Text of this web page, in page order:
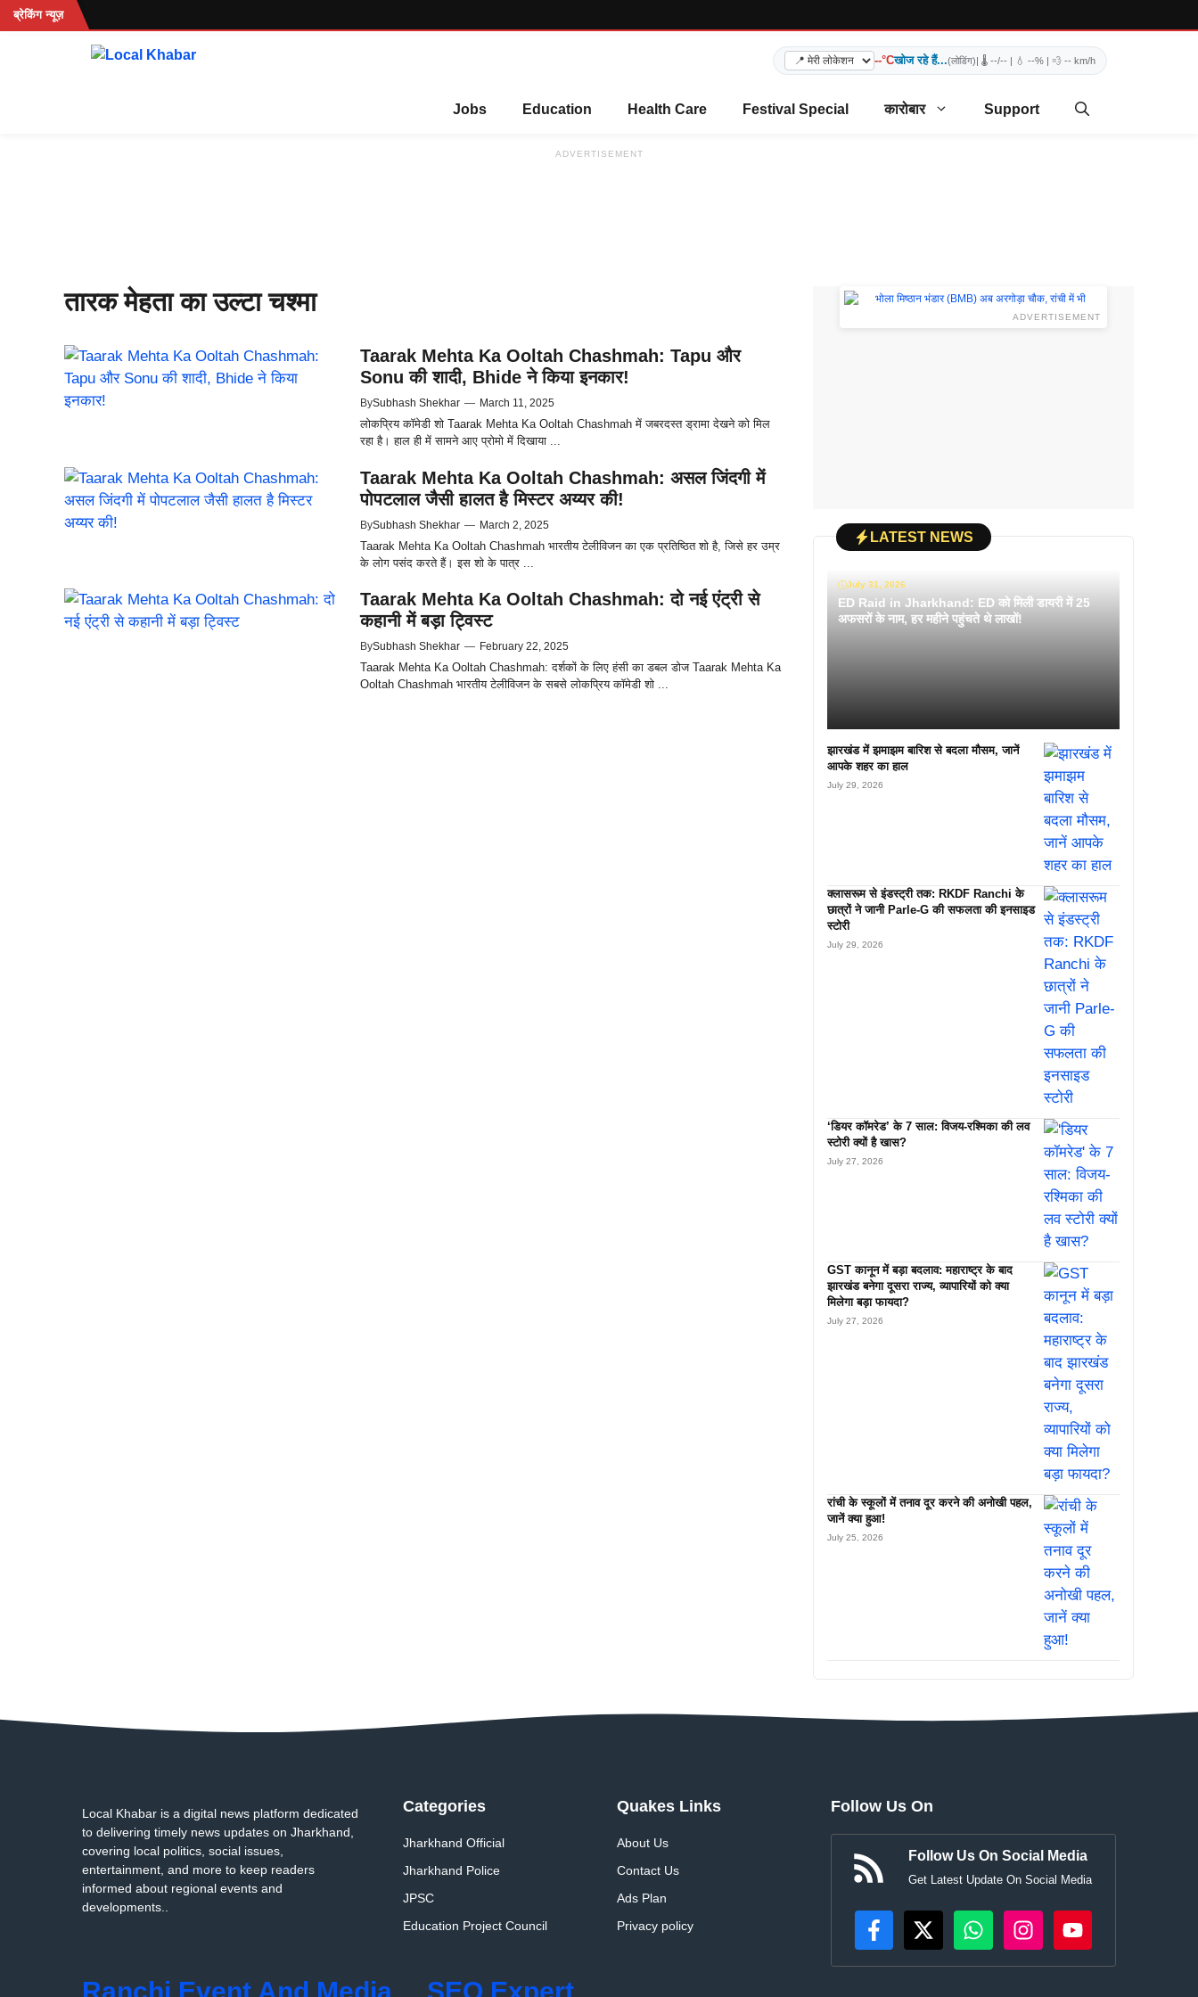
Skip
to
ब्रेकिंग न्यूज़
रहें...
--°Cखोज रहे हैं...(लोडिंग)| 🌡️ --/-- | 💧 --% | 💨 -- km/h
Jobs Education Health Care Festival Special कारोबार Support
ADVERTISEMENT
तारक मेहता का उल्टा चश्मा
Taarak Mehta Ka Ooltah Chashmah: Tapu और
Sonu की शादी, Bhide ने किया इनकार!
BySubhash Shekhar — March 11, 2025
लोकप्रिय कॉमेडी शो Taarak Mehta Ka Ooltah Chashmah में जबरदस्त ड्रामा देखने को मिल
रहा है। हाल ही में सामने आए प्रोमो में दिखाया ...
Taarak Mehta Ka Ooltah Chashmah: असल जिंदगी में
पोपटलाल जैसी हालत है मिस्टर अय्यर की!
BySubhash Shekhar — March 2, 2025
Taarak Mehta Ka Ooltah Chashmah भारतीय टेलीविजन का एक प्रतिष्ठित शो है, जिसे हर उम्र
के लोग पसंद करते हैं। इस शो के पात्र ...
Taarak Mehta Ka Ooltah Chashmah: दो नई एंट्री से
कहानी में बड़ा ट्विस्ट
BySubhash Shekhar — February 22, 2025
Taarak Mehta Ka Ooltah Chashmah: दर्शकों के लिए हंसी का डबल डोज Taarak Mehta Ka
Ooltah Chashmah भारतीय टेलीविजन के सबसे लोकप्रिय कॉमेडी शो ...
ADVERTISEMENT
LATEST NEWS
July 31, 2026
ED Raid in Jharkhand: ED को मिली डायरी में 25
अफसरों के नाम, हर महीने पहुंचते थे लाखों!
झारखंड में झमाझम बारिश से बदला मौसम, जानें
आपके शहर का हाल
July 29, 2026
क्लासरूम से इंडस्ट्री तक: RKDF Ranchi के
छात्रों ने जानी Parle-G की सफलता की इनसाइड
स्टोरी
July 29, 2026
‘डियर कॉमरेड’ के 7 साल: विजय-रश्मिका की लव
स्टोरी क्यों है खास?
July 27, 2026
GST कानून में बड़ा बदलाव: महाराष्ट्र के बाद
झारखंड बनेगा दूसरा राज्य, व्यापारियों को क्या
मिलेगा बड़ा फायदा?
July 27, 2026
रांची के स्कूलों में तनाव दूर करने की अनोखी पहल,
जानें क्या हुआ!
July 25, 2026
Local Khabar is a digital news platform dedicated
to delivering timely news updates on Jharkhand,
covering local politics, social issues,
entertainment, and more to keep readers
informed about regional events and
developments..
Categories
Jharkhand Official
Jharkhand Police
JPSC
Education Project Council
Quakes Links
About Us
Contact Us
Ads Plan
Privacy policy
Follow Us On
Follow Us On Social Media
Get Latest Update On Social Media